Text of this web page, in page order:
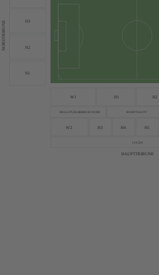
HAUPTTRIBUNE
NORDTRIBUNE
W1
W2
H1 H2
H3 H4 H5
N1
N2
N3
ROLLSTUHLBEREICH NORD HOSPITALITY
LOGEN